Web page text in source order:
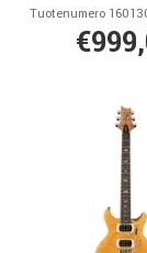
Tuotenumero